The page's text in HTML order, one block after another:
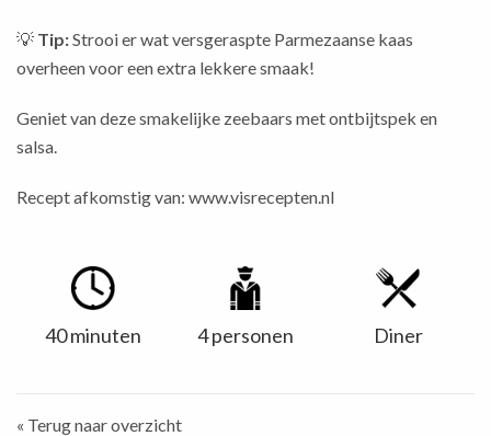
💡 Tip:Strooi er wat versgeraspte Parmezaanse kaas
overheen voor een extra lekkere smaak!
Geniet van deze smakelijke zeebaars met ontbijtspek en
salsa.
Recept afkomstig van: www.visrecepten.nl
40 minuten 4 personen Diner
« Terug naar overzicht